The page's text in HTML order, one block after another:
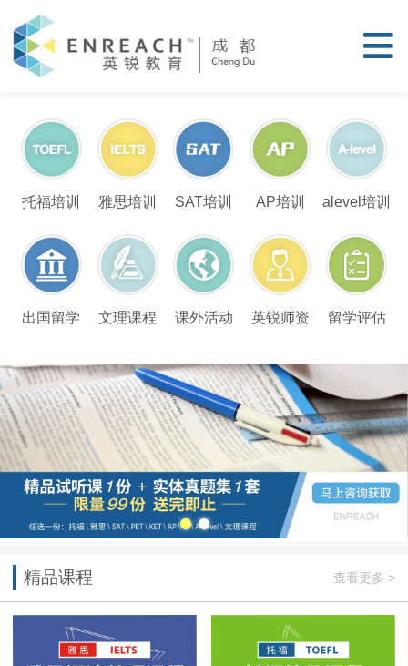
托福培训 雅思培训 SAT培训 AP培训 alevel培训
出国留学 文理课程 课外活动 英锐师资 留学评估
精品课程 查看更多 >